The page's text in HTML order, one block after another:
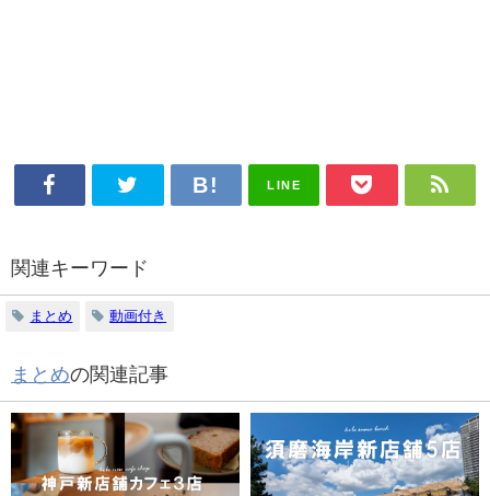
LINE
関連キーワード
まとめ 動画付き
まとめの関連記事